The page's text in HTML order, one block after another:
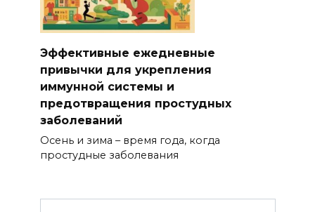
Эффективные ежедневные
привычки для укрепления
иммунной системы и
предотвращения простудных
заболеваний
Осень и зима – время года, когда
простудные заболевания